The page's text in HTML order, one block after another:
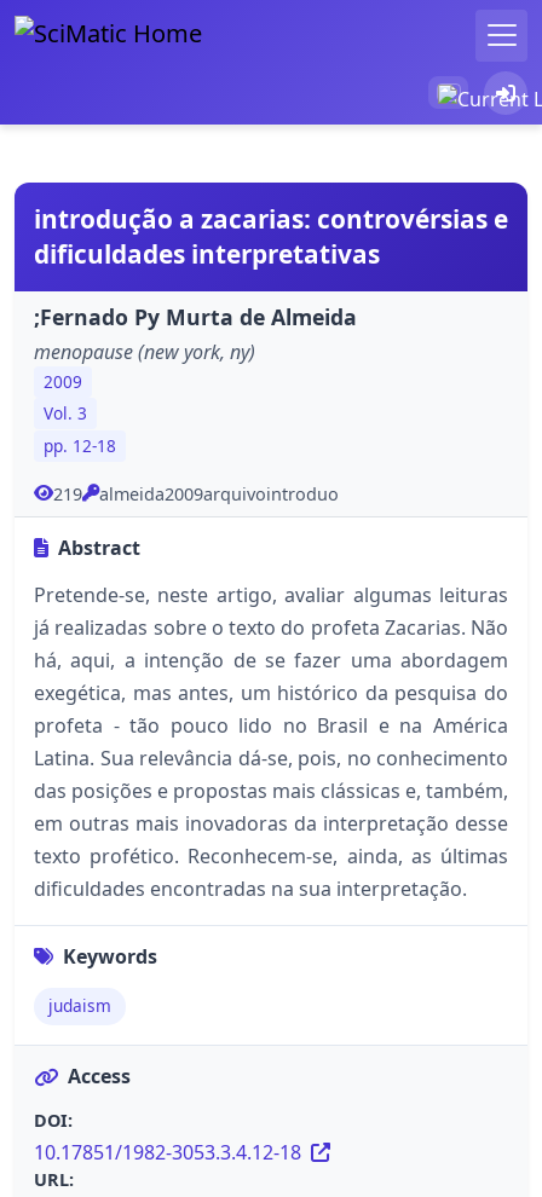
introdução a zacarias: controvérsias e
dificuldades interpretativas
;Fernado Py Murta de Almeida
menopause (new york, ny)
2009
Vol. 3
pp. 12-18
219 almeida2009arquivointroduo
Abstract
Pretende-­se, neste artigo, avaliar algumas leituras
já realizadas sobre o texto do profeta Zacarias. Não
há, aqui, a intenção de se fazer uma abordagem
exegética, mas antes, um histórico da pesquisa do
profeta - tão pouco lido no Brasil e na América
Latina. Sua relevância dá-­se, pois, no conhecimento
das posições e propostas mais clássicas e, também,
em outras mais inovadoras da interpretação desse
texto profético. Reconhecem-­se, ainda, as últimas
dificuldades encontradas na sua interpretação.
Keywords
judaism
Access
DOI:
10.17851/1982-3053.3.4.12-18
URL: